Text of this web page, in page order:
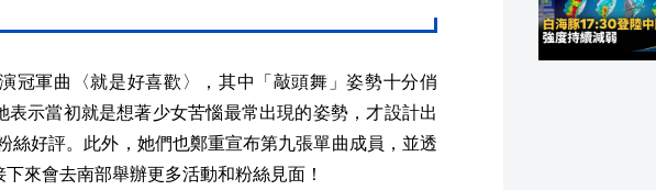
冠軍曲〈就是好喜歡〉，其中「敲頭舞」姿勢十分俏
表示當初就是想著少女苦惱最常出現的姿勢，才設計出
絲好評。此外，她們也鄭重宣布第九張單曲成員，並透
來會去南部舉辦更多活動和粉絲見面！